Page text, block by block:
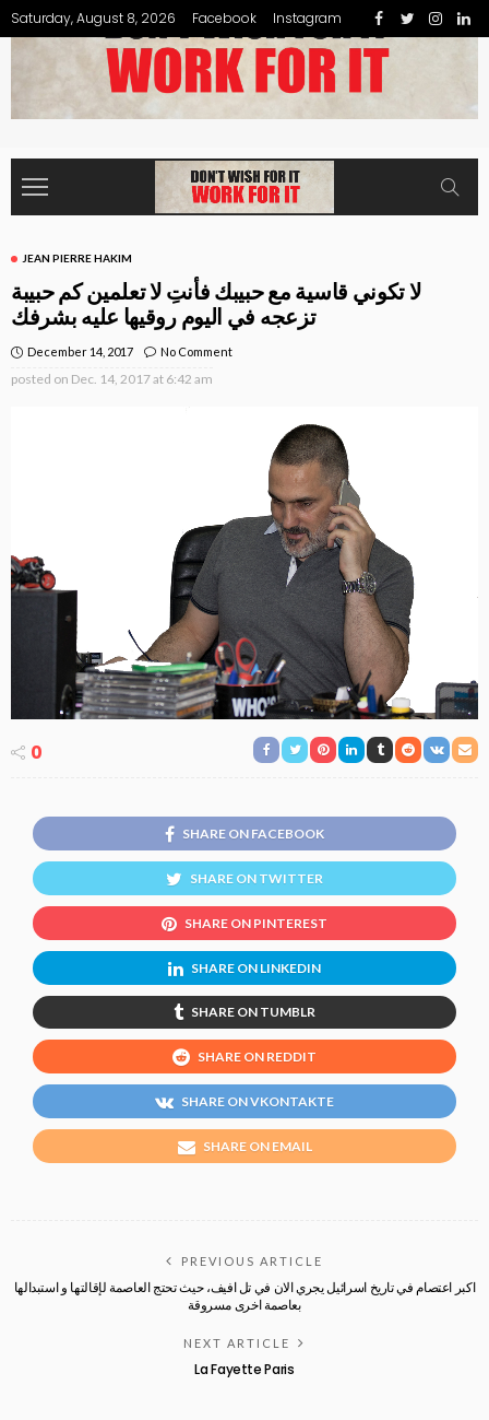
Saturday, August 8, 2026 Facebook Instagram
JEAN PIERRE HAKIM
لا تكوني قاسية مع حبيبك ‏فأنتِ لا تعلمين كم حبيبة
تزعجه في اليوم روقيها عليه بشرفك
December 14, 2017 No Comment
posted on Dec. 14, 2017 at 6:42 am
0
SHARE ON FACEBOOK
SHARE ON TWITTER
SHARE ON PINTEREST
SHARE ON LINKEDIN
SHARE ON TUMBLR
SHARE ON REDDIT
SHARE ON VKONTAKTE
SHARE ON EMAIL
PREVIOUS ARTICLE
اكبر اعتصام في تاريخ اسرائيل يجري الان في تل افيف، حيث تحتج العاصمة لإقالتها و استبدالها
بعاصمة اخرى مسروقة
NEXT ARTICLE
La Fayette Paris